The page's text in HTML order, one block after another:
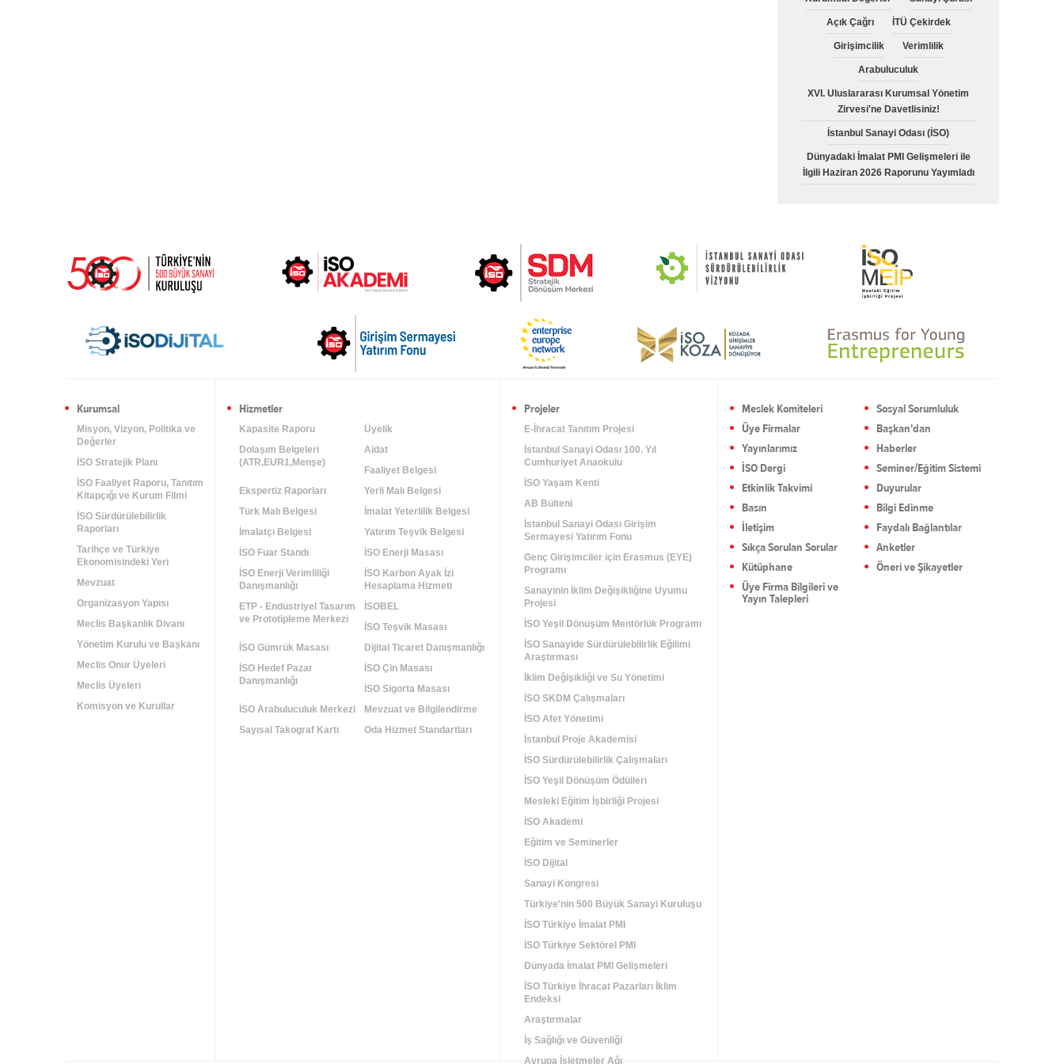
Açık Çağrı İTÜ Çekirdek
Girişimcilik Verimlilik
Arabuluculuk
XVI. Uluslararası Kurumsal Yönetim
Zirvesi'ne Davetlisiniz!
İstanbul Sanayi Odası (İSO)
Dünyadaki İmalat PMI Gelişmeleri ile
İlgili Haziran 2026 Raporunu Yayımladı
Kurumsal
Misyon, Vizyon, Politika ve
Değerler
İSO Stratejik Planı
İSO Faaliyet Raporu, Tanıtım
Kitapçığı ve Kurum Filmi
İSO Sürdürülebilirlik
Raporları
Tarihçe ve Türkiye
Ekonomisindeki Yeri
Mevzuat
Organizasyon Yapısı
Meclis Başkanlık Divanı
Yönetim Kurulu ve Başkanı
Meclis Onur Üyeleri
Meclis Üyeleri
Komisyon ve Kurullar
Hizmetler
Kapasite Raporu
Üyelik
Dolaşım Belgeleri
(ATR,EUR1,Menşe)
Aidat
Faaliyet Belgesi
Ekspertiz Raporları
Yerli Malı Belgesi
Türk Malı Belgesi
İmalat Yeterlilik Belgesi
İmalatçı Belgesi
Yatırım Teşvik Belgesi
İSO Fuar Standı
İSO Enerji Masası
İSO Enerji Verimliliği
Danışmanlığı
İSO Karbon Ayak İzi
Hesaplama Hizmeti
ETP - Endüstriyel Tasarım
ve Prototipleme Merkezi
İSOBEL
İSO Teşvik Masası
İSO Gümrük Masası
Dijital Ticaret Danışmanlığı
İSO Hedef Pazar
Danışmanlığı
İSO Çin Masası
İSO Sigorta Masası
İSO Arabuluculuk Merkezi
Mevzuat ve Bilgilendirme
Sayısal Takograf Kartı
Oda Hizmet Standartları
Projeler
E-İhracat Tanıtım Projesi
İstanbul Sanayi Odası 100. Yıl
Cumhuriyet Anaokulu
İSO Yaşam Kenti
AB Bülteni
İstanbul Sanayi Odası Girişim
Sermayesi Yatırım Fonu
Genç Girişimciler için Erasmus (EYE)
Programı
Sanayinin İklim Değişikliğine Uyumu
Projesi
İSO Yeşil Dönüşüm Mentörlük Programı
İSO Sanayide Sürdürülebilirlik Eğilimi
Araştırması
İklim Değişikliği ve Su Yönetimi
İSO SKDM Çalışmaları
İSO Afet Yönetimi
İstanbul Proje Akademisi
İSO Sürdürülebilirlik Çalışmaları
İSO Yeşil Dönüşüm Ödülleri
Mesleki Eğitim İşbirliği Projesi
İSO Akademi
Eğitim ve Seminerler
İSO Dijital
Sanayi Kongresi
Türkiye'nin 500 Büyük Sanayi Kuruluşu
İSO Türkiye İmalat PMI
İSO Türkiye Sektörel PMI
Dünyada İmalat PMI Gelişmeleri
İSO Türkiye İhracat Pazarları İklim
Endeksi
Araştırmalar
İş Sağlığı ve Güvenliği
Avrupa İşletmeler Ağı
Meslek Komiteleri
Sosyal Sorumluluk
Üye Firmalar
Başkan'dan
Yayınlarımız
Haberler
İSO Dergi
Seminer/Eğitim Sistemi
Etkinlik Takvimi
Duyurular
Basın
Bilgi Edinme
İletişim
Faydalı Bağlantılar
Sıkça Sorulan Sorular
Anketler
Kütüphane
Öneri ve Şikayetler
Üye Firma Bilgileri ve
Yayın Talepleri